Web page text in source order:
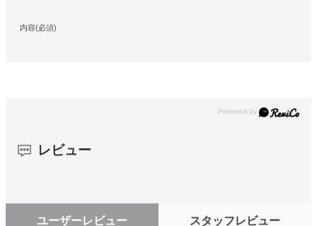
内容(必須)
レビュー
ユーザーレビュー スタッフレビュー